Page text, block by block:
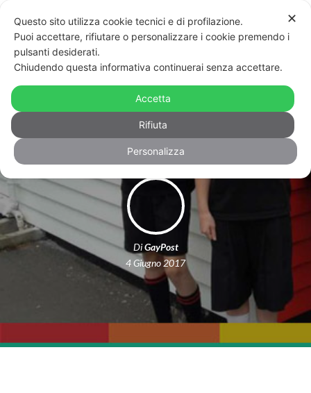
Le divise “gender neutral” per le
scuole neozelandesi diventate virali
DiGayPost
4 Giugno 2017
✕
Questo sito utilizza cookie tecnici e di profilazione.
Puoi accettare, rifiutare o personalizzare i cookie premendo i
pulsanti desiderati.
Chiudendo questa informativa continuerai senza accettare.
Accetta
Rifiuta
Personalizza